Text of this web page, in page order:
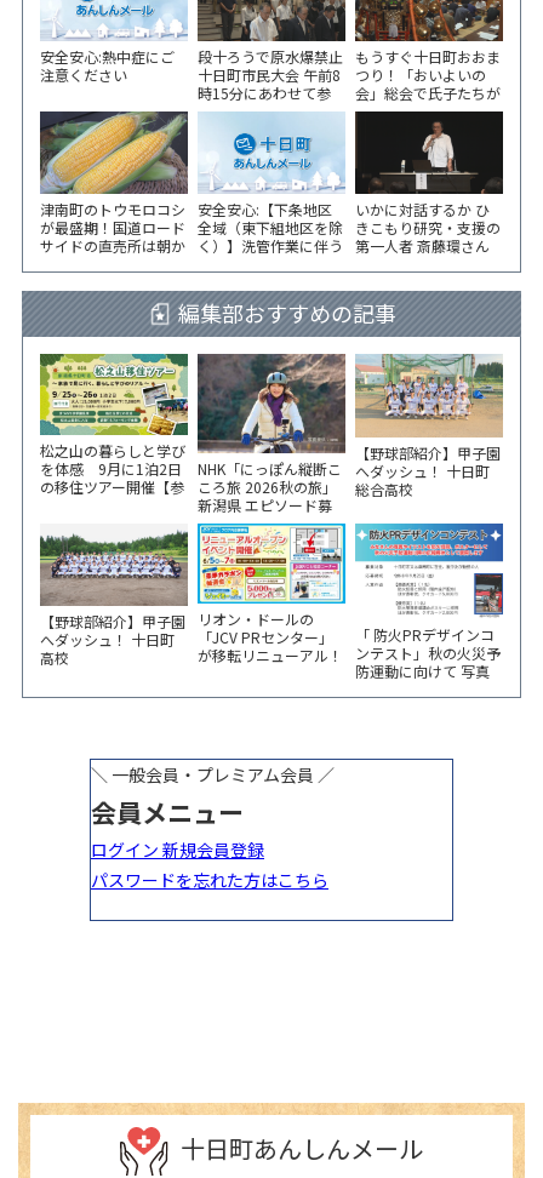
安全安心:熱中症にご
注意ください
段十ろうで原水爆禁止
十日町市民大会 午前8
時15分にあわせて参
加者が黙とう
もうすぐ十日町おおま
つり！「おいよいの
会」総会で氏子たちが
一致団結！
津南町のトウモロコシ
が最盛期！国道ロード
サイドの直売所は朝か
安全安心:【下条地区
全域（東下組地区を除
く）】洗管作業に伴う
いかに対話するか ひ
きこもり研究・支援の
第一人者 斎藤環さん
編集部おすすめの記事
松之山の暮らしと学び
を体感 9月に1泊2日
の移住ツアー開催【参
NHK「にっぽん縦断こ
ころ旅 2026秋の旅」
新潟県 エピソード募
集中！
【野球部紹介】甲子園
へダッシュ！ 十日町
総合高校
【野球部紹介】甲子園
へダッシュ！ 十日町
高校
リオン・ドールの
「JCV PRセンター」
が移転リニューアル！
「 防火PRデザインコ
ンテスト」秋の火災予
防運動に向けて 写真
十日町あんしんメール